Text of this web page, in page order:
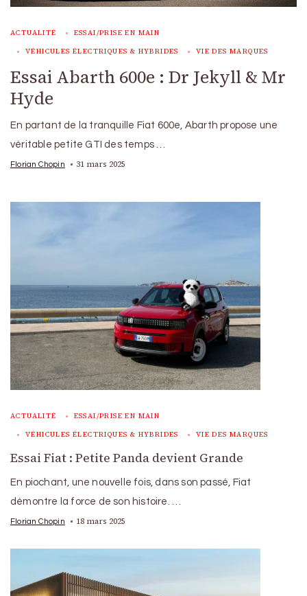
ACTUALITÉ ESSAI/PRISE EN MAIN
VÉHICULES ÉLECTRIQUES & HYBRIDES VIE DES MARQUES
Essai Abarth 600e : Dr Jekyll & Mr
Hyde
En partant de la tranquille Fiat 600e, Abarth propose une
véritable petite GTI des temps …
Florian Chopin 31 mars 2025
ACTUALITÉ ESSAI/PRISE EN MAIN
VÉHICULES ÉLECTRIQUES & HYBRIDES VIE DES MARQUES
Essai Fiat : Petite Panda devient Grande
En piochant, une nouvelle fois, dans son passé, Fiat
démontre la force de son histoire. …
Florian Chopin 18 mars 2025